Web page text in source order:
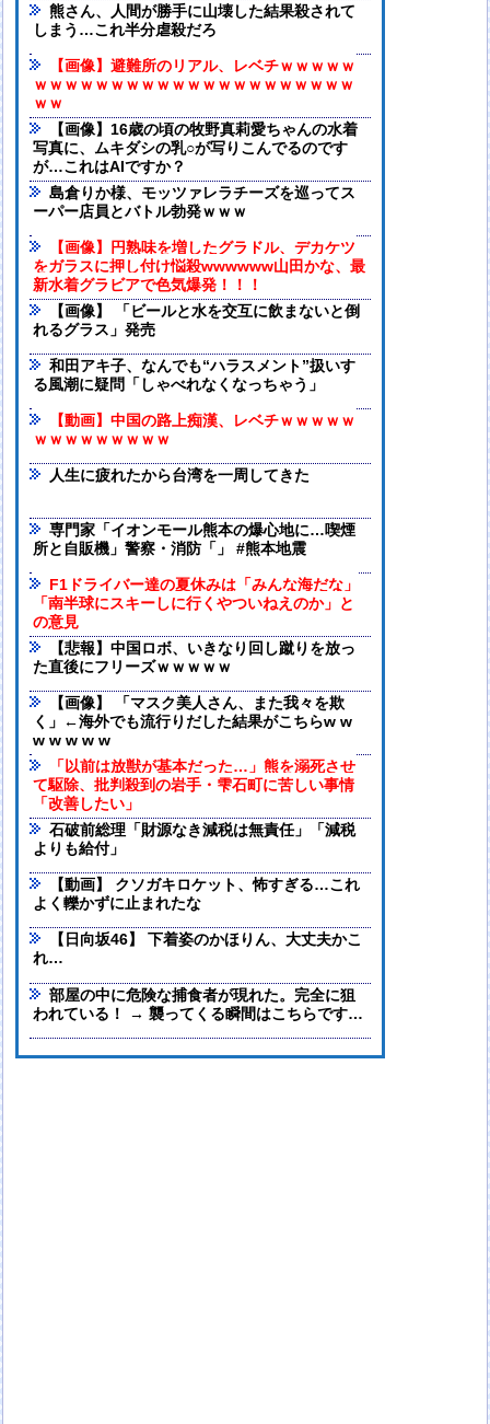
熊さん、人間が勝手に山壊した結果殺されて
しまう…これ半分虐殺だろ
【画像】避難所のリアル、レベチｗｗｗｗｗ
ｗｗｗｗｗｗｗｗｗｗｗｗｗｗｗｗｗｗｗｗｗ
ｗｗ
【画像】16歳の頃の牧野真莉愛ちゃんの水着
写真に、ムキダシの乳○が写りこんでるのです
が…これはAIですか？
島倉りか様、モッツァレラチーズを巡ってス
ーパー店員とバトル勃発ｗｗｗ
【画像】円熟味を増したグラドル、デカケツ
をガラスに押し付け悩殺wwwwww山田かな、最
新水着グラビアで色気爆発！！！
【画像】 「ビールと水を交互に飲まないと倒
れるグラス」発売
和田アキ子、なんでも“ハラスメント”扱いす
る風潮に疑問「しゃべれなくなっちゃう」
【動画】中国の路上痴漢、レベチｗｗｗｗｗ
ｗｗｗｗｗｗｗｗｗ
人生に疲れたから台湾を一周してきた
専門家「イオンモール熊本の爆心地に…喫煙
所と自販機」警察・消防「」 #熊本地震
F1ドライバー達の夏休みは「みんな海だな」
「南半球にスキーしに行くやついねえのか」と
の意見
【悲報】中国ロボ、いきなり回し蹴りを放っ
た直後にフリーズｗｗｗｗｗ
【画像】 「マスク美人さん、また我々を欺
く」←海外でも流行りだした結果がこちらw w
w w w w w
「以前は放獣が基本だった…」熊を溺死させ
て駆除、批判殺到の岩手・雫石町に苦しい事情
「改善したい」
石破前総理「財源なき減税は無責任」「減税
よりも給付」
【動画】 クソガキロケット、怖すぎる…これ
よく轢かずに止まれたな
【日向坂46】 下着姿のかほりん、大丈夫かこ
れ…
部屋の中に危険な捕食者が現れた。完全に狙
われている！ → 襲ってくる瞬間はこちらです…